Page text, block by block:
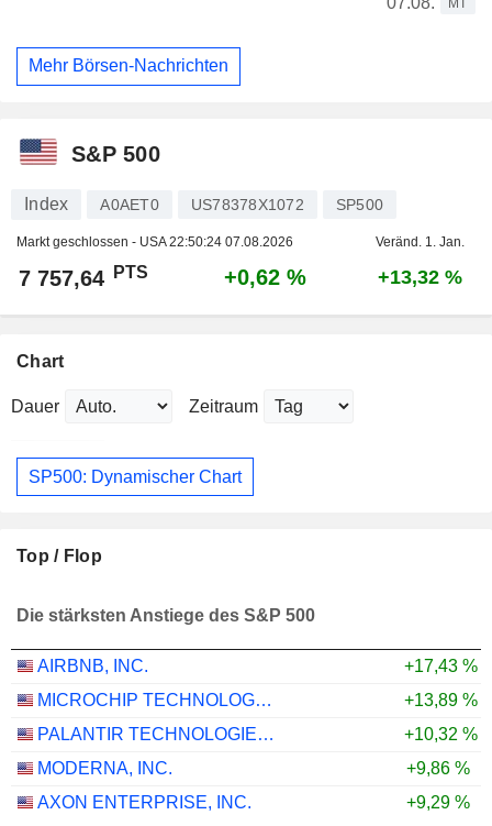
MT
Mehr Börsen-Nachrichten
S&P 500
Index A0AET0 US78378X1072 SP500
Markt geschlossen - USA22:50:24 07.08.2026 Veränd. 1. Jan.
7 757,64 PTS +0,62 % +13,32 %
Chart
Dauer Zeitraum
SP500: Dynamischer Chart
Top / Flop
Die stärksten Anstiege des S&P 500
AIRBNB, INC.
+17,43 %
MICROCHIP TECHNOLOGY INCORPORATED
+13,89 %
PALANTIR TECHNOLOGIES INC.
+10,32 %
MODERNA, INC.
+9,86 %
AXON ENTERPRISE, INC.
+9,29 %